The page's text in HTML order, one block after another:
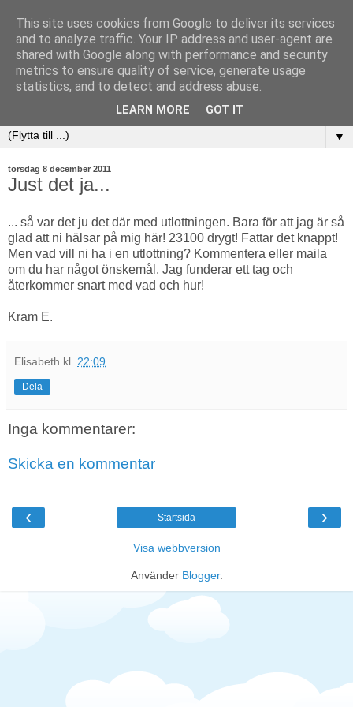
▼
torsdag 8 december 2011
Just det ja...
... så var det ju det där med utlottningen. Bara för att jag är så
glad att ni hälsar på mig här! 23100 drygt! Fattar det knappt!
Men vad vill ni ha i en utlottning? Kommentera eller maila
om du har något önskemål. Jag funderar ett tag och
återkommer snart med vad och hur!
Kram E.
Elisabeth kl. 22:09
Dela
Inga kommentarer:
Skicka en kommentar
‹ ›
Startsida
Visa webbversion
Använder Blogger.
This site uses cookies from Google to deliver its services
and to analyze traffic. Your IP address and user-agent are
shared with Google along with performance and security
metrics to ensure quality of service, generate usage
statistics, and to detect and address abuse.
LEARN MORE GOT IT